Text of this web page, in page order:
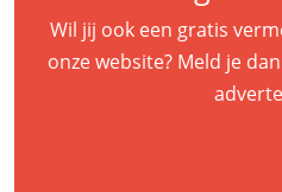
Wil jij ook een gratis
onze website? Meld je